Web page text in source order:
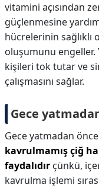
vitamini açısından
güçlenmesine
hücrelerinin sağlıklı
oluşumunu
kişileri tok tutar ve
çalışmasını sağlar.
Gece
Gece yatmadan
kavrulmamış çiğ
faydalıdır çünkü,
kavrulma işlemi